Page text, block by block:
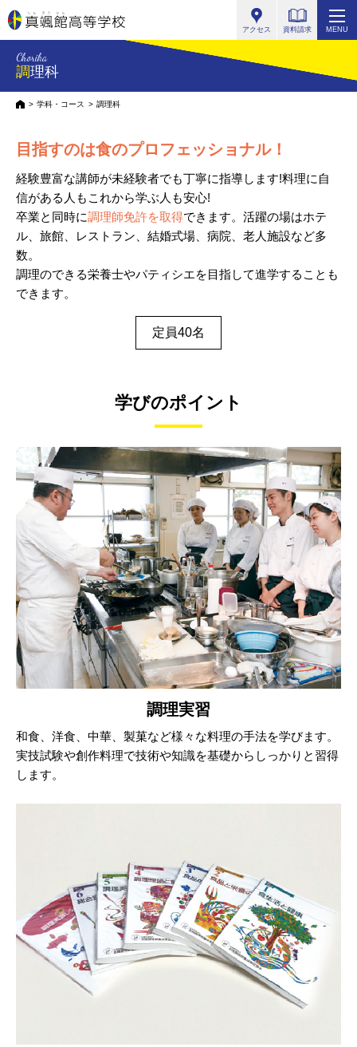
アクセス 資料請求 MENU
Chorika
調理科
HOME
学科・コース 調理科
目指すのは食のプロフェッショナル！
経験豊富な講師が未経験者でも丁寧に指導します!料理に自
信がある人もこれから学ぶ人も安心!
卒業と同時に調理師免許を取得できます。活躍の場はホテ
ル、旅館、レストラン、結婚式場、病院、老人施設など多
数。
調理のできる栄養士やパティシエを目指して進学することも
できます。
定員40名
学びのポイント
調理実習
和食、洋食、中華、製菓など様々な料理の手法を学びます。
実技試験や創作料理で技術や知識を基礎からしっかりと習得
します。